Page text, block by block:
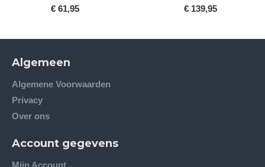
€ 61,95 € 139,95
Algemeen
Algemene Voorwaarden
Privacy
Over ons
Account gegevens
Mijn Account